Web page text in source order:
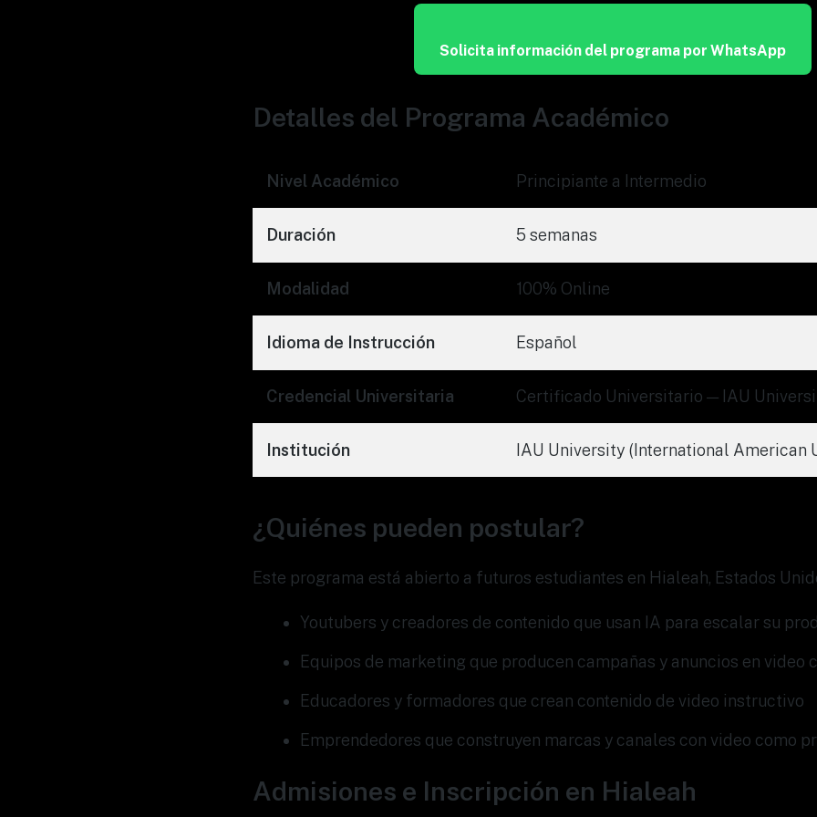
Solicita información del programa por WhatsApp
Detalles del Programa Académico
Nivel Académico Principiante a Intermedio
Duración 5 semanas
Modalidad 100% Online
Idioma de Instrucción Español
Credencial Universitaria Certificado Universitario — IAU
Institución IAU University (International American
¿Quiénes pueden postular?
Este programa está abierto a futuros estudiantes en Hialeah, Estados
Youtubers y creadores de contenido que usan IA para escalar su
Equipos de marketing que producen campañas y anuncios en video
Educadores y formadores que crean contenido de video instructivo
Emprendedores que construyen marcas y canales con video como
Admisiones e Inscripción en Hialeah